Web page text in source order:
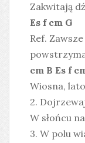
Zakwitają
Es f cm G
Ref.
cm B Es f
Wiosna,
2.
W słońcu
3. W polu